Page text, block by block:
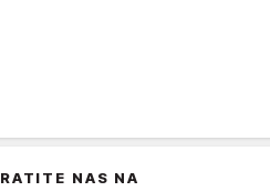
NAS NA